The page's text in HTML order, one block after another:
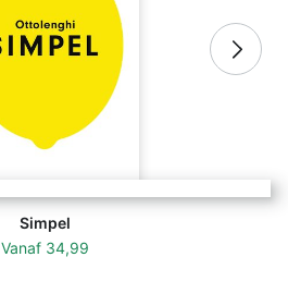
Simpel
Vanaf 34,99